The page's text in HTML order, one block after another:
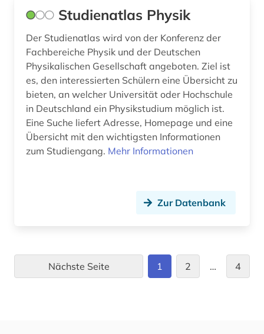
Studienatlas Physik
Der Studienatlas wird von der Konferenz der
Fachbereiche Physik und der Deutschen
Physikalischen Gesellschaft angeboten. Ziel ist
es, den interessierten Schülern eine Übersicht zu
bieten, an welcher Universität oder Hochschule
in Deutschland ein Physikstudium möglich ist.
Eine Suche liefert Adresse, Homepage und eine
Übersicht mit den wichtigsten Informationen
zum Studiengang. Mehr Informationen
Zur Datenbank
Nächste Seite 1 2 … 4